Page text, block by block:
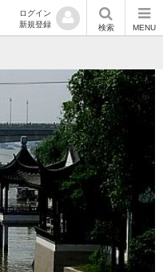
ログイン
新規登録
検索 MENU